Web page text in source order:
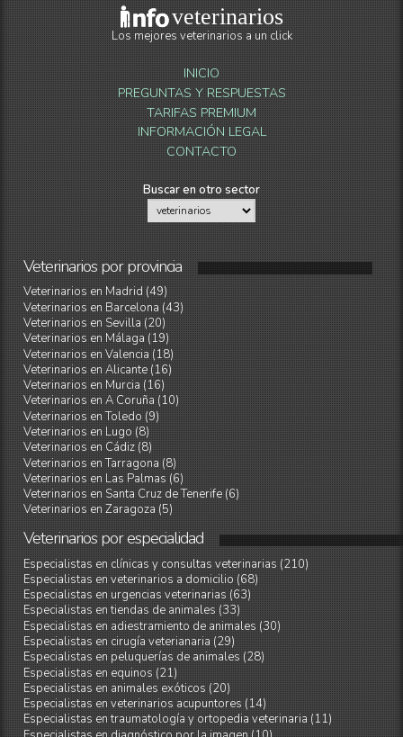
veterinarios
Los mejores veterinarios a un click
INICIO
PREGUNTAS Y RESPUESTAS
TARIFAS PREMIUM
INFORMACIÓN LEGAL
CONTACTO
Buscar en otro sector
Veterinariosporprovincia
Veterinarios en Madrid (49)
Veterinarios en Barcelona (43)
Veterinarios en Sevilla (20)
Veterinarios en Málaga (19)
Veterinarios en Valencia (18)
Veterinarios en Alicante (16)
Veterinarios en Murcia (16)
Veterinarios en A Coruña (10)
Veterinarios en Toledo (9)
Veterinarios en Lugo (8)
Veterinarios en Cádiz (8)
Veterinarios en Tarragona (8)
Veterinarios en Las Palmas (6)
Veterinarios en Santa Cruz de Tenerife (6)
Veterinarios en Zaragoza (5)
Veterinariosporespecialidad
Especialistas en clínicas y consultas veterinarias (210)
Especialistas en veterinarios a domicilio (68)
Especialistas en urgencias veterinarias (63)
Especialistas en tiendas de animales (33)
Especialistas en adiestramiento de animales (30)
Especialistas en cirugía veterianaria (29)
Especialistas en peluquerías de animales (28)
Especialistas en equinos (21)
Especialistas en animales exóticos (20)
Especialistas en veterinarios acupuntores (14)
Especialistas en traumatología y ortopedia veterinaria (11)